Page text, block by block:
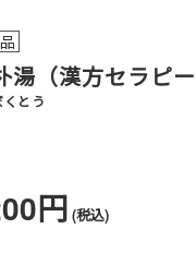
湯（漢方セラピー
とう
円 (税込)